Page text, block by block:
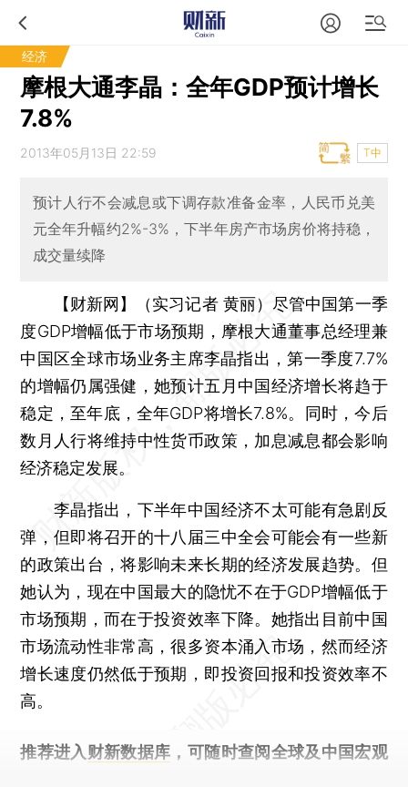
经济
摩根大通李晶：全年GDP预计增长
7.8%
2013年05月13日 22:59 T中
预计人行不会减息或下调存款准备金率，人民币兑美
元全年升幅约2%-3%，下半年房产市场房价将持稳，
成交量续降
【财新网】（实习记者 黄丽）尽管中国第一季
度GDP增幅低于市场预期，摩根大通董事总经理兼
中国区全球市场业务主席李晶指出，第一季度7.7%
的增幅仍属强健，她预计五月中国经济增长将趋于
稳定，至年底，全年GDP将增长7.8%。同时，今后
数月人行将维持中性货币政策，加息减息都会影响
经济稳定发展。
李晶指出，下半年中国经济不太可能有急剧反
弹，但即将召开的十八届三中全会可能会有一些新
的政策出台，将影响未来长期的经济发展趋势。但
她认为，现在中国最大的隐忧不在于GDP增幅低于
市场预期，而在于投资效率下降。她指出目前中国
市场流动性非常高，很多资本涌入市场，然而经济
增长速度仍然低于预期，即投资回报和投资效率不
高。
推荐进入 财新数据库 ，可随时查阅全球及中国宏观